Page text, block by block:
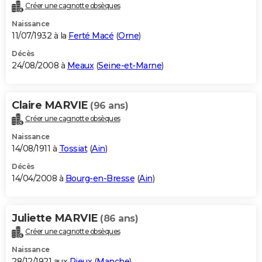
Créer une cagnotte obsèques
Naissance
11/07/1932 à la Ferté Macé (Orne)
Décès
24/08/2008 à Meaux(Seine-et-Marne)
Claire MARVIE (96 ans)
Créer une cagnotte obsèques
Naissance
14/08/1911 à Tossiat(Ain)
Décès
14/04/2008 à Bourg-en-Bresse (Ain)
Juliette MARVIE (86 ans)
Créer une cagnotte obsèques
Naissance